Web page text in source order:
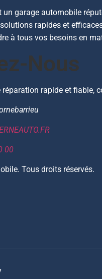
un garage automobile
rapides et
à tous vos besoins en
Nous
rapide et fiable,
00
Tous droits réservés.